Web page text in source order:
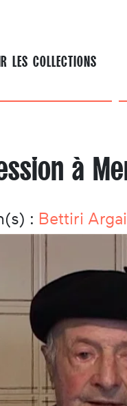
LES COLLECTIONS
à
: Bettiri